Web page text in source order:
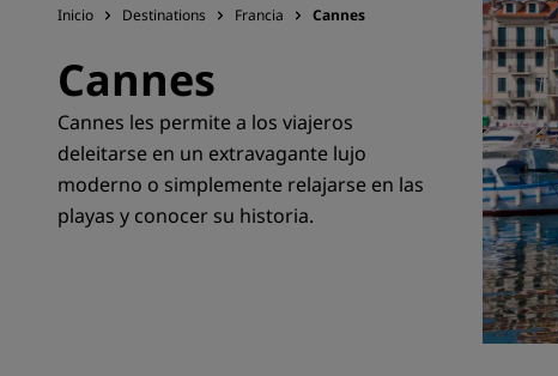
Inicio Destinations Francia Cannes
Cannes
Cannes les permite a los viajeros
deleitarse en un extravagante lujo
moderno o simplemente relajarse en las
playas y conocer su historia.